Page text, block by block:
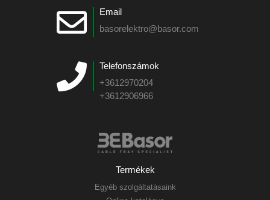
Email
basorelektro@basor.com
Telefonszámok
+3612970204
+3612906966
Termékek
Egyéb szolgáltatásaink